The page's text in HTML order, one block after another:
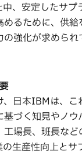
、安定したサプ
めるために、供
強化が求められ
、日本IBMは、こ
づく知見やノ
場長、班長な
生産性向上とサ